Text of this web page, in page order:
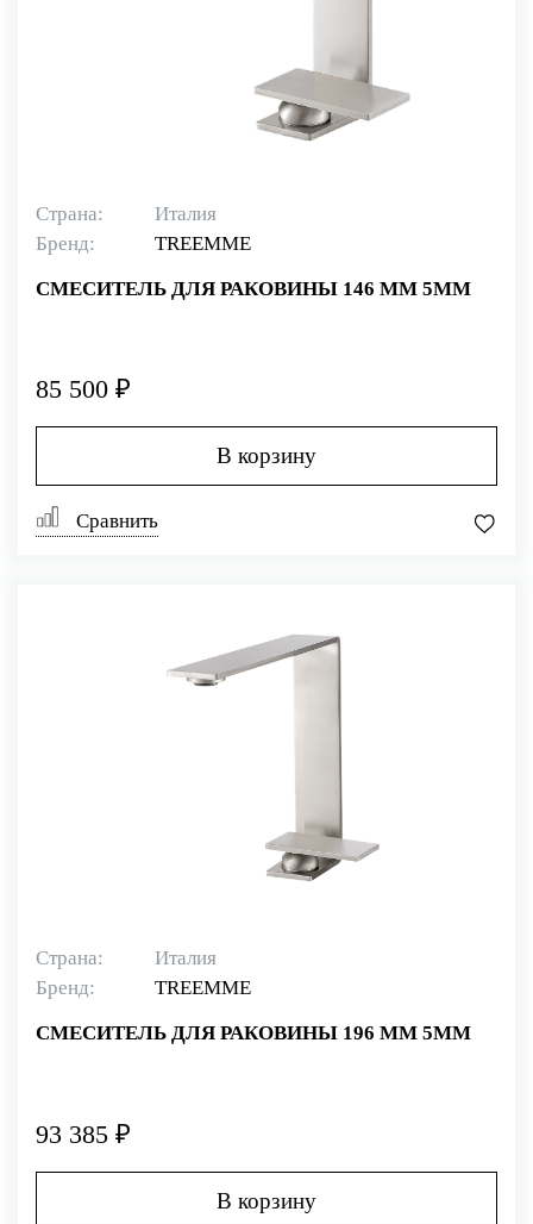
Страна:
Италия
Бренд:
TREEMME
СМЕСИТЕЛЬ ДЛЯ РАКОВИНЫ 146 ММ 5MM
85 500 ₽
В корзину
Сравнить
Страна:
Италия
Бренд:
TREEMME
СМЕСИТЕЛЬ ДЛЯ РАКОВИНЫ 196 ММ 5MM
93 385 ₽
В корзину